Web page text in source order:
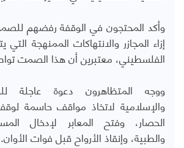
وأكد المحتجون في الوقفة رفضهم
إزاء المجازر والانتهاكات الممنهجة
الفلسطيني، معتبرين أن هذا الصمت
ووجه المتظاهرون دعوة عاجلة
والإسلامية لاتخاذ مواقف حاسمة
الحصار، وفتح المعابر لإدخال
والطبية، وإنقاذ الأرواح قبل فوات الأوان.